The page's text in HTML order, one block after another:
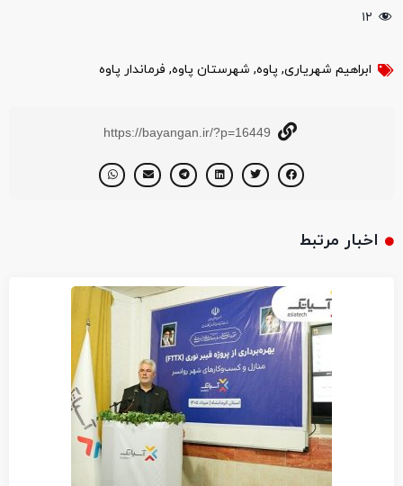
۱۲
ابراهیم شهریاری, پاوه, شهرستان پاوه, فرماندار پاوه
https://bayangan.ir/?p=16449
اخبار مرتبط